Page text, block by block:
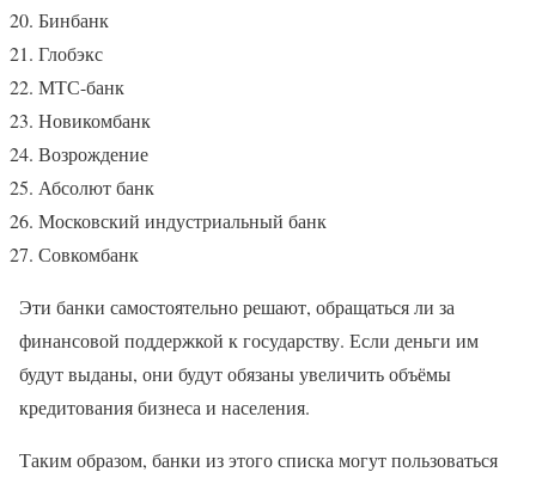
Бинбанк
Глобэкс
МТС-банк
Новикомбанк
Возрождение
Абсолют банк
Московский индустриальный банк
Совкомбанк
Эти банки самостоятельно решают, обращаться ли за
финансовой поддержкой к государству. Если деньги им
будут выданы, они будут обязаны увеличить объёмы
кредитования бизнеса и населения.
Таким образом, банки из этого списка могут пользоваться